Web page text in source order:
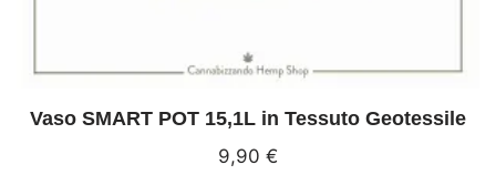
Vaso SMART POT 15,1L in Tessuto Geotessile
9,90 €